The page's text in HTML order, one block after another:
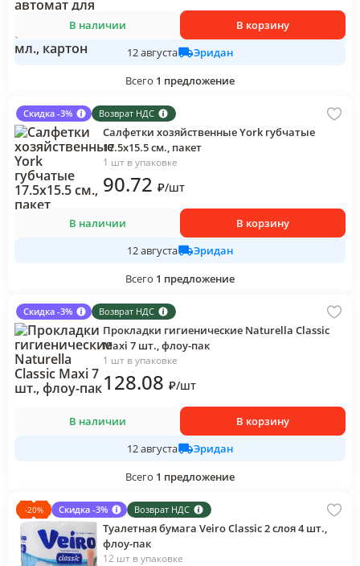
В наличии
В корзину
12 августа
Эридан
Всего 1 предложение
Скидка -3% Возврат НДС
Салфетки хозяйственные York губчатые
17.5х15.5 см., пакет
1 шт в упаковке
90.72 ₽/шт
В наличии
В корзину
12 августа
Эридан
Всего 1 предложение
Скидка -3% Возврат НДС
Прокладки гигиенические Naturella Classic
Maxi 7 шт., флоу-пак
1 шт в упаковке
128.08 ₽/шт
В наличии
В корзину
12 августа
Эридан
Всего 1 предложение
-20% Скидка -3% Возврат НДС
Туалетная бумага Veiro Classic 2 слоя 4 шт.,
флоу-пак
12 шт в упаковке